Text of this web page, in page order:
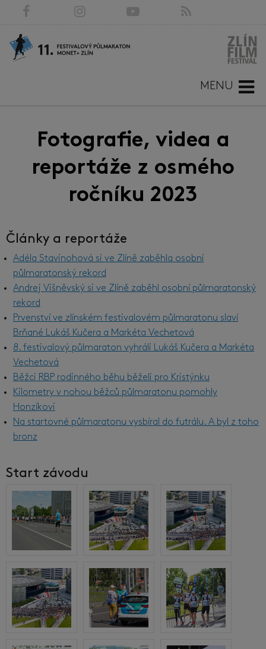
MENU
Fotografie, videa a
reportáže z osmého
ročníku 2023
Články a reportáže
Adéla Stavinohová si ve Zlíně zaběhla osobní
půlmaratonský rekord
Andrej Višněvský si ve Zlíně zaběhl osobní půlmaratonský
rekord
Prvenství ve zlínském festivalovém půlmaratonu slaví
Brňané Lukáš Kučera a Markéta Vechetová
8. festivalový půlmaraton vyhráli Lukáš Kučera a Markéta
Vechetová
Běžci RBP rodinného běhu běželi pro Kristýnku
Kilometry v nohou běžců půlmaratonu pomohly
Honzíkovi
Na startovné půlmaratonu vysbíral do futrálu. A byl z toho
bronz
Start závodu